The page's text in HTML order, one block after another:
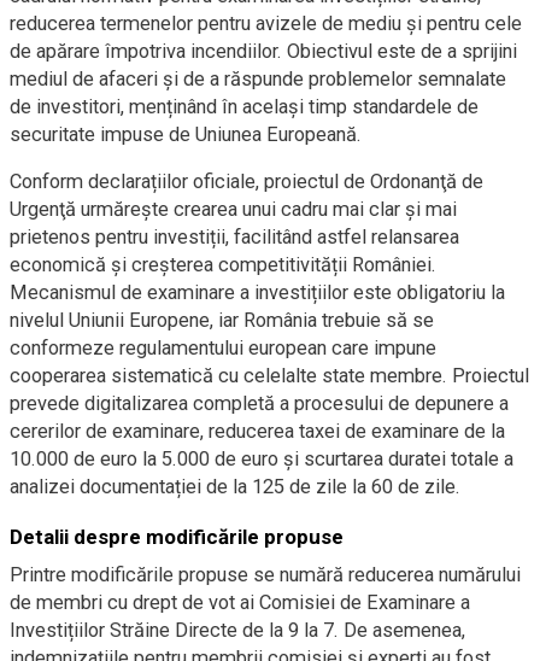
reducerea termenelor pentru avizele de mediu și pentru cele
de apărare împotriva incendiilor. Obiectivul este de a sprijini
mediul de afaceri și de a răspunde problemelor semnalate
de investitori, menținând în același timp standardele de
securitate impuse de Uniunea Europeană.
Conform declarațiilor oficiale, proiectul de Ordonanţă de
Urgenţă urmărește crearea unui cadru mai clar și mai
prietenos pentru investiții, facilitând astfel relansarea
economică și creșterea competitivității României.
Mecanismul de examinare a investițiilor este obligatoriu la
nivelul Uniunii Europene, iar România trebuie să se
conformeze regulamentului european care impune
cooperarea sistematică cu celelalte state membre. Proiectul
prevede digitalizarea completă a procesului de depunere a
cererilor de examinare, reducerea taxei de examinare de la
10.000 de euro la 5.000 de euro și scurtarea duratei totale a
analizei documentației de la 125 de zile la 60 de zile.
Detalii despre modificările propuse
Printre modificările propuse se numără reducerea numărului
de membri cu drept de vot ai Comisiei de Examinare a
Investițiilor Străine Directe de la 9 la 7. De asemenea,